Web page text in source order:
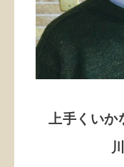
上手くいか